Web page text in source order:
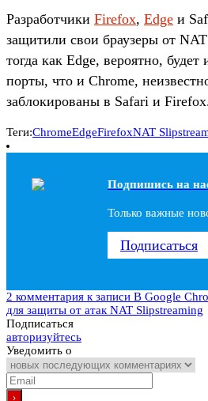
Разработчики Firefox, Edge и
защитили свои браузеры от
тогда как Edge, вероятно, будет
порты, что и Chrome,
заблокированы в Safari и
Теги:ChromeEdgeFirefoxNAT
Подпишись на
Только важные
Подписаться
2 комментария к записи В Google
для защиты от атак NAT Slipstreaming
Подписаться
авторизуйтесь
Уведомить о